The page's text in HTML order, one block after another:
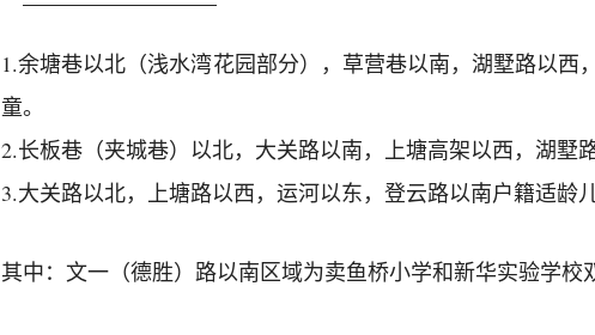
1.余塘巷以北（浅水湾花园部分），草营巷以南，湖墅路以西
童。
2.长板巷（夹城巷）以北，大关路以南，上塘高架以西，湖墅
3.大关路以北，上塘路以西，运河以东，登云路以南户籍适龄儿
其中：文一（德胜）路以南区域为卖鱼桥小学和新华实验学校